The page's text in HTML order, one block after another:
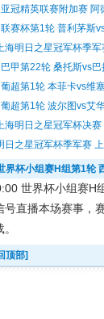
冠精英联赛附加赛 阿
赛杯第1轮 普利茅斯
海明日之星冠军杯季军
甲第22轮 桑托斯vs巴
超第1轮 本菲卡vs维
超第1轮 波尔图vs艾
海明日之星冠军杯决赛
日之星冠军杯季军赛
界杯小组赛H组第1轮
世界杯小组赛H
号直播本场赛事，
顶部]